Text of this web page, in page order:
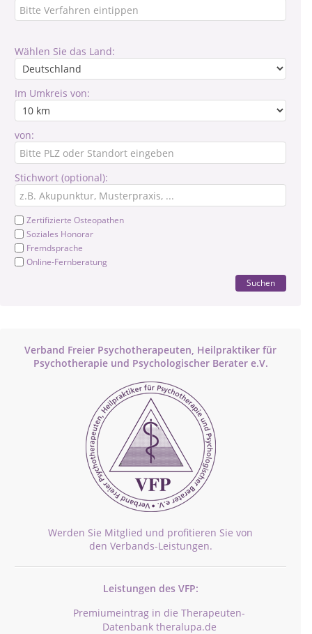
Wählen Sie das Land:
Im Umkreis von:
von:
Stichwort (optional):
Zertifizierte Osteopathen
Soziales Honorar
Fremdsprache
Online-Fernberatung
Suchen
Verband Freier Psychotherapeuten, Heilpraktiker für
Psychotherapie und Psychologischer Berater e.V.
Werden Sie Mitglied und profitieren Sie von
den Verbands-Leistungen.
Leistungen des VFP:
Premiumeintrag in die Therapeuten-
Datenbank theralupa.de